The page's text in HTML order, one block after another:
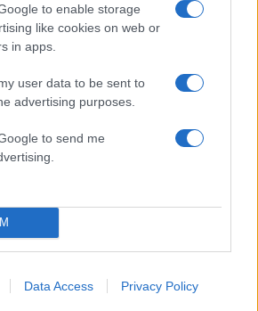
to enable storage
like cookies on web or
in apps.
user data to be sent to
advertising purposes.
to send me
Data Access Privacy Policy
ένα από τα πιο όμορφα και
που έχω»